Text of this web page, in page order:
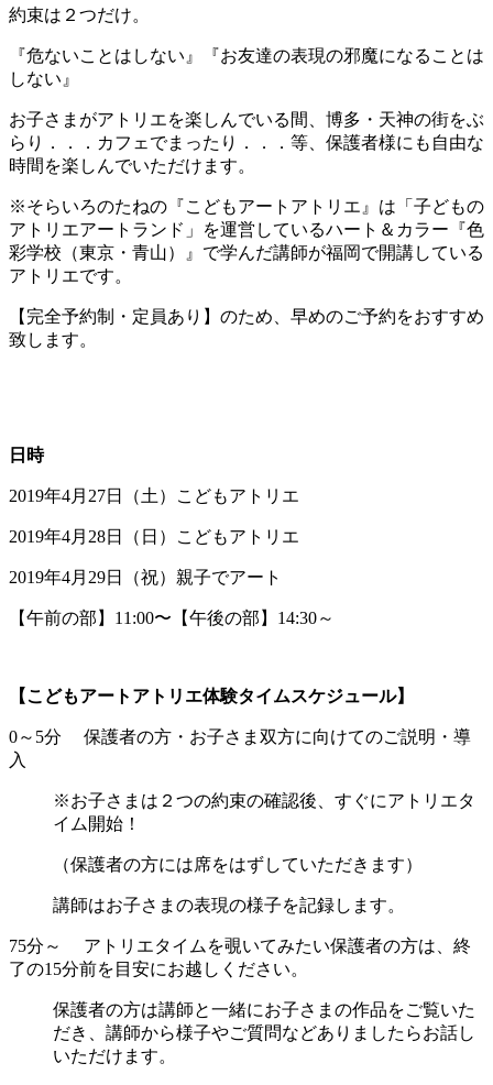
約束は２つだけ。
『危ないことはしない』『お友達の表現の邪魔になることは
しない』
お子さまがアトリエを楽しんでいる間、博多・天神の街をぶ
らり．．．カフェでまったり．．．等、保護者様にも自由な
時間を楽しんでいただけます。
※そらいろのたねの『こどもアートアトリエ』は「子どもの
アトリエアートランド」を運営しているハート＆カラー『色
彩学校（東京・青山）』で学んだ講師が福岡で開講している
アトリエです。
【完全予約制・定員あり】のため、早めのご予約をおすすめ
致します。
日時
2019年4月27日（土）こどもアトリエ
2019年4月28日（日）こどもアトリエ
2019年4月29日（祝）親子でアート
【午前の部】11:00〜【午後の部】14:30～
【こどもアートアトリエ体験タイムスケジュール】
0～5分 保護者の方・お子さま双方に向けてのご説明・導
入
※お子さまは２つの約束の確認後、すぐにアトリエタ
イム開始！
（保護者の方には席をはずしていただきます）
講師はお子さまの表現の様子を記録します。
75分～ アトリエタイムを覗いてみたい保護者の方は、終
了の15分前を目安にお越しください。
保護者の方は講師と一緒にお子さまの作品をご覧いた
だき、講師から様子やご質問などありましたらお話し
いただけます。